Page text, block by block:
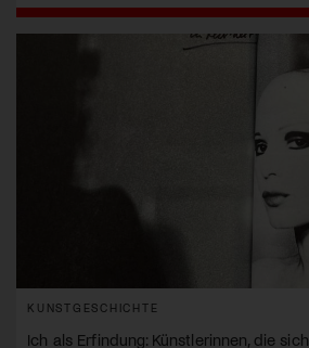
KUNSTGESCHICHTE
Ich als Erfindung: Künstlerinnen, die